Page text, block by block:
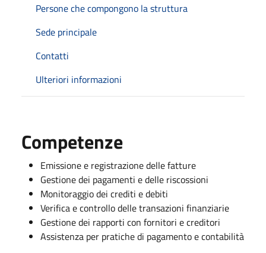
Persone che compongono la struttura
Sede principale
Contatti
Ulteriori informazioni
Competenze
Emissione e registrazione delle fatture
Gestione dei pagamenti e delle riscossioni
Monitoraggio dei crediti e debiti
Verifica e controllo delle transazioni finanziarie
Gestione dei rapporti con fornitori e creditori
Assistenza per pratiche di pagamento e contabilità